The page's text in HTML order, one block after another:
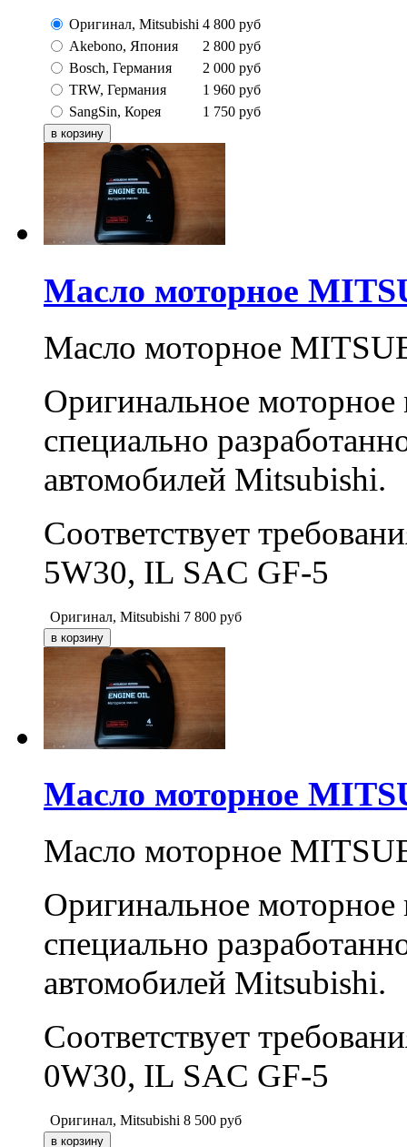
Оригинал, Mitsubishi 4 800 руб
Akebono, Япония
2 800 руб
Bosch, Германия
2 000 руб
TRW, Германия
1 960 руб
SangSin, Корея
1 750 руб
Масло моторное
Масло моторное
Оригинальное
специально
автомобилей Mitsubishi.
Соответствует
5W30, IL SAC GF-5
Оригинал, Mitsubishi 7 800 руб
Масло моторное
Масло моторное
Оригинальное
специально
автомобилей Mitsubishi.
Соответствует
0W30, IL SAC GF-5
Оригинал, Mitsubishi 8 500 руб